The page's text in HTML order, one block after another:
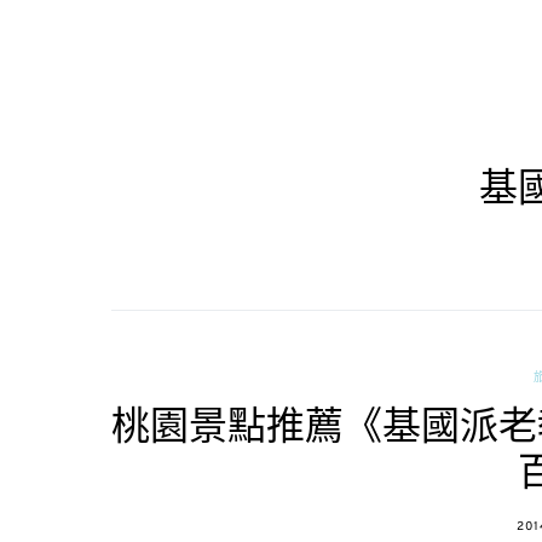
基
桃園景點推薦《基國派